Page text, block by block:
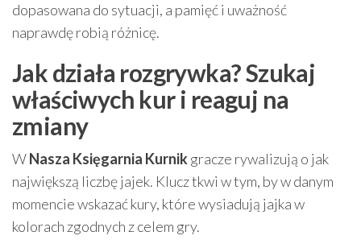
dopasowana do sytuacji, a pamięć i uważność
naprawdę robią różnicę.
Jak działa rozgrywka? Szukaj
właściwych kur i reaguj na
zmiany
WNasza Księgarnia Kurnikgracze rywalizują o jak
największą liczbę jajek. Klucz tkwi w tym, by w danym
momencie wskazać kury, które wysiadują jajka w
kolorach zgodnych z celem gry.